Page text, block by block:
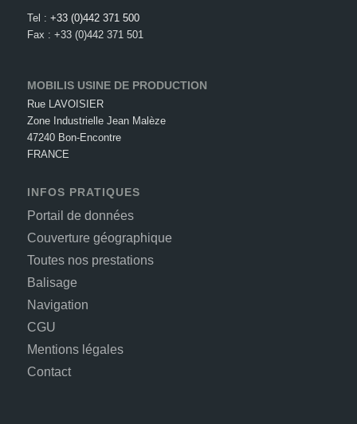
Tel : +33 (0)442 371 500
Fax : +33 (0)442 371 501
MOBILIS USINE DE PRODUCTION
Rue LAVOISIER
Zone Industrielle Jean Malèze
47240 Bon-Encontre
FRANCE
INFOS PRATIQUES
Portail de données
Couverture géographique
Toutes nos prestations
Balisage
Navigation
CGU
Mentions légales
Contact